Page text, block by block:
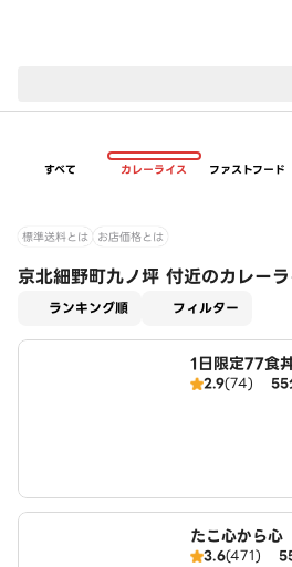
すべて カレーライス ファストフード
標準送料とは お店価格とは
京北細野町九ノ坪 付近のカレー
ランキング順 フィルター
1日限定77食
2.9(74) 55
たこ心から心
3.6(471)